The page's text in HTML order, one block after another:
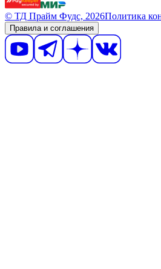
© ТД Прайм Фудс, 2026Политика
Правила и соглашения